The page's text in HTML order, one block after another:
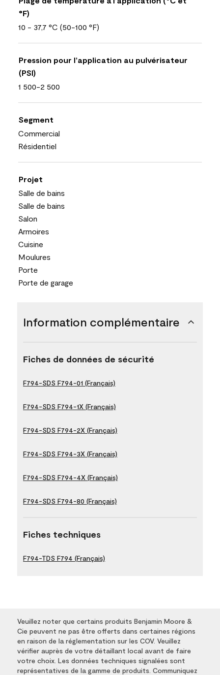
°F)
10 - 37,7 °C (50-100 °F)
Pression pour l’application au pulvérisateur
(PSI)
1 500-2 500
Segment
Commercial
Résidentiel
Projet
Salle de bains
Salle de bains
Salon
Armoires
Cuisine
Moulures
Porte
Porte de garage
Information complémentaire
Fiches de données de sécurité
F794-SDS F794-01 (Français)
F794-SDS F794-1X (Français)
F794-SDS F794-2X (Français)
F794-SDS F794-3X (Français)
F794-SDS F794-4X (Français)
F794-SDS F794-80 (Français)
Fiches techniques
F794-TDS F794 (Français)
Veuillez noter que certains produits Benjamin Moore &
Cie peuvent ne pas être offerts dans certaines régions
en raison de la réglementation sur les COV. Veuillez
vérifier auprès de votre détaillant local avant de faire
votre choix. Les données techniques signalées sont
représentatives de la gamme de produits. Communiquez